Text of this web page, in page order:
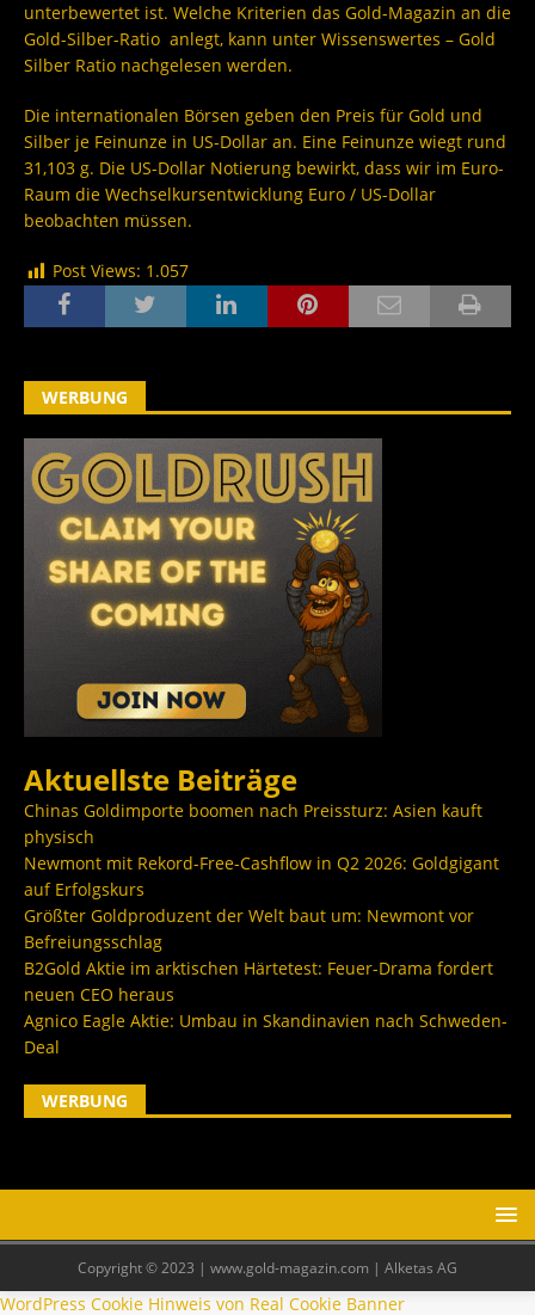
unterbewertet ist. Welche Kriterien das Gold-Magazin an die
Gold-Silber-Ratio anlegt, kann unter Wissenswertes – Gold
Silber Ratio nachgelesen werden.
Die internationalen Börsen geben den Preis für Gold und
Silber je Feinunze in US-Dollar an. Eine Feinunze wiegt rund
31,103 g. Die US-Dollar Notierung bewirkt, dass wir im Euro-
Raum die Wechselkursentwicklung Euro / US-Dollar
beobachten müssen.
Post Views: 1.057
WERBUNG
Aktuellste Beiträge
Chinas Goldimporte boomen nach Preissturz: Asien kauft
physisch
Newmont mit Rekord-Free-Cashflow in Q2 2026: Goldgigant
auf Erfolgskurs
Größter Goldproduzent der Welt baut um: Newmont vor
Befreiungsschlag
B2Gold Aktie im arktischen Härtetest: Feuer-Drama fordert
neuen CEO heraus
Agnico Eagle Aktie: Umbau in Skandinavien nach Schweden-
Deal
WERBUNG
Copyright © 2023 | www.gold-magazin.com | Alketas AG
WordPress Cookie Hinweis von Real Cookie Banner